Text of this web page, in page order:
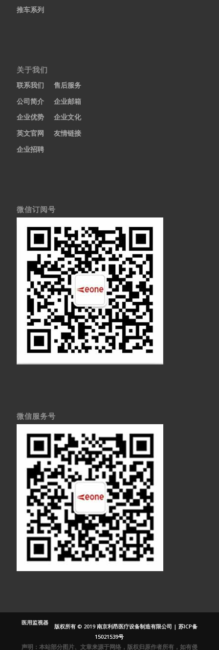
推车系列
关于我们
联系我们
售后服务
公司简介
企业邮箱
企业优势
企业文化
英文官网
友情链接
企业招聘
微信订阅号
微信服务号
医用监视器
版权所有 © 2019 南京利昂医疗设备制造有限公司 | 苏ICP备
15021539号
声明：本站部分图片、文章来源于网络，版权归原作者所有，如有侵